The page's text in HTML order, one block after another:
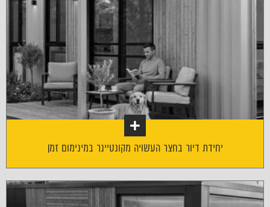
יחידת דיור בחצר העשויה מקונטיינר במינימום זמן